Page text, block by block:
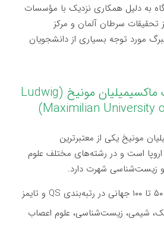
به دلیل همکاری نزدیک با مؤسسات
تحقیقات سرطان آلمان و مرکز
مورد توجه بسیاری از دانشجویان
ب) دانشگاه لودویگ ماکسیمیلیان مونیخ (Ludwig
Maximilian University
مونیخ یکی از معتبرترین
اروپا است و در رشته‌های مختلف علوم
و زیست‌شناسی شهرت دارد.
شیمی، زیست‌شناسی، علوم اعصاب